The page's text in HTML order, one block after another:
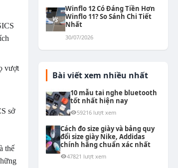
vượt
sở
thế
Winflo 12 Có Đáng Tiền Hơn
Winflo 11? So Sánh Chi Tiết
Nhất
30/07/2026
Bài viết xem nhiều nhất
10 mẫu tai nghe bluetooth
tốt nhất hiện nay
59216 lượt xem
Cách đo size giày và bảng quy
đổi size giày Nike, Addidas
chính hãng chuẩn xác nhất
47821 lượt xem